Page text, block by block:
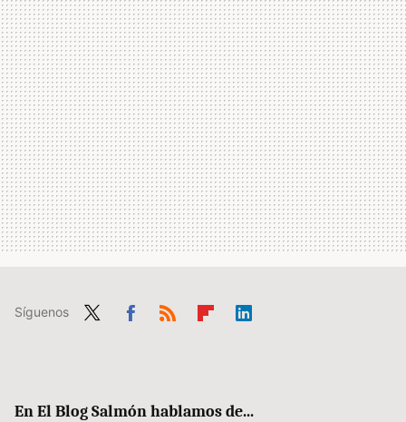
Síguenos
En El Blog Salmón hablamos de...